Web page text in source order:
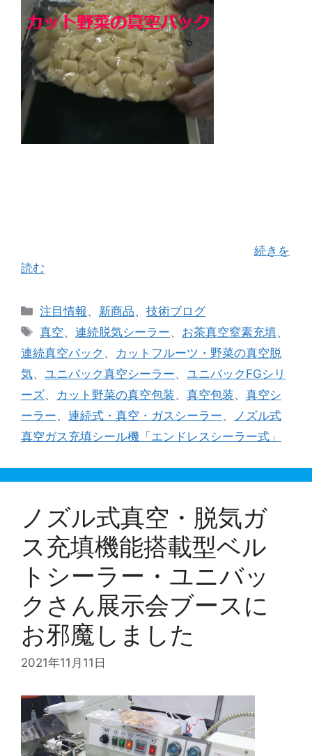
続きを
読む
カ
テ
ゴ
リ
ー
注目情報 、 新商品、技術ブログ
タ
グ
真空、連続脱気シーラー、 お茶真空窒素充填、
連続真空パック 、 カットフルーツ・野菜の真空脱
気、 ユニバック真空シーラー、 ユニバックFGシリ
ーズ、 カット野菜の真空包装、 真空包装、 真空シ
ーラー、 連続式・真空・ガスシーラー、
ノズル式
真空ガス充填シール機「エンドレスシーラー式」
ノズル式真空・脱気ガ
ス充填機能搭載型ベル
トシーラー・ユニバッ
クさん展示会ブースに
お邪魔しました
2021年11月11日